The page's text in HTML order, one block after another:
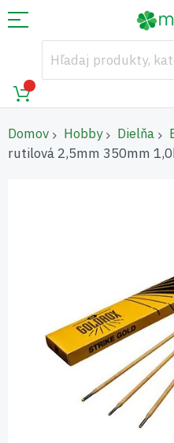
Domov Hobby Dielňa
rutilová 2,5mm 350mm